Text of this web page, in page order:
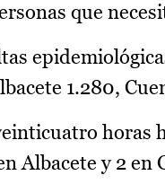
que
1.280,
horas
Albacete y 2 en